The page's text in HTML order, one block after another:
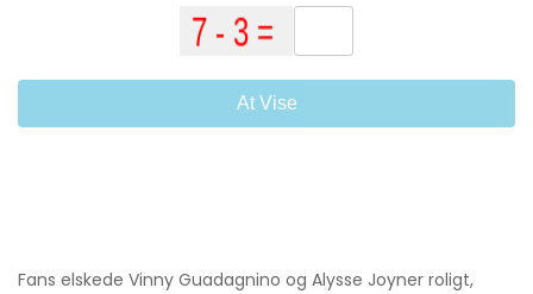
At Vise
Fans elskede Vinny Guadagnino og Alysse Joyner roligt,